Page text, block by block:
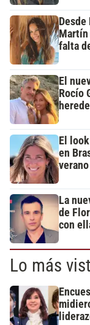
falta
El
Rocío
El
en
verano
La
de
con
Lo más